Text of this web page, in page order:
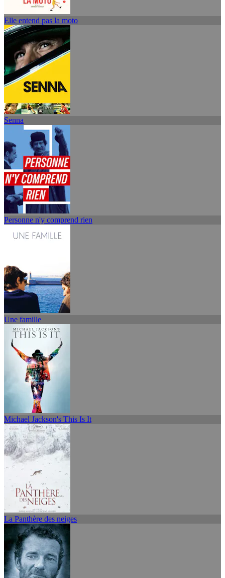
Elle entend pas la moto
Senna
Personne n'y comprend rien
Une famille
Michael Jackson's This Is It
La Panthère des neiges